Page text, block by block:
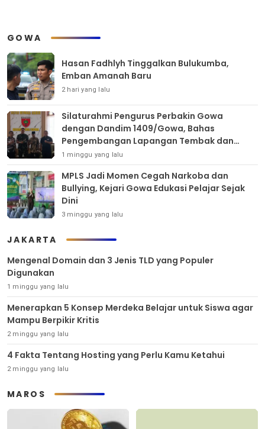
GOWA
Hasan Fadhlyh Tinggalkan Bulukumba,
Emban Amanah Baru
2 hari yang lalu
Silaturahmi Pengurus Perbakin Gowa
dengan Dandim 1409/Gowa, Bahas
Pengembangan Lapangan Tembak dan
Pembinaan Atlet
1 minggu yang lalu
MPLS Jadi Momen Cegah Narkoba dan
Bullying, Kejari Gowa Edukasi Pelajar Sejak
Dini
3 minggu yang lalu
JAKARTA
Mengenal Domain dan 3 Jenis TLD yang Populer
Digunakan
1 minggu yang lalu
Menerapkan 5 Konsep Merdeka Belajar untuk Siswa agar
Mampu Berpikir Kritis
2 minggu yang lalu
4 Fakta Tentang Hosting yang Perlu Kamu Ketahui
2 minggu yang lalu
MAROS